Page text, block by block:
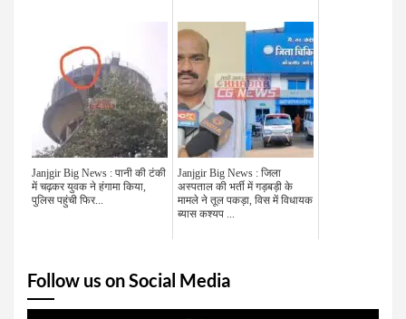
Janjgir Big News : पानी की टंकी
में चढ़कर युवक ने हंगामा किया,
पुलिस पहुंची फिर...
Janjgir Big News : जिला
अस्पताल की भर्ती में गड़बड़ी के
मामले ने तूल पकड़ा, विस में विधायक
ब्यास कश्यप ...
Follow us on Social Media